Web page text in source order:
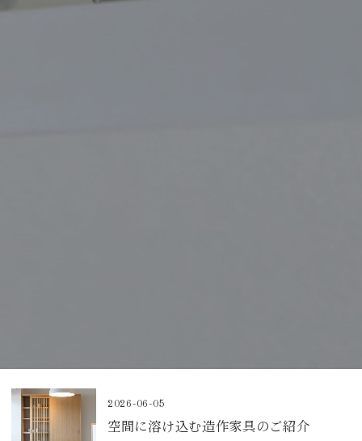
2026-06-05
空間に溶け込む造作家具のご紹介